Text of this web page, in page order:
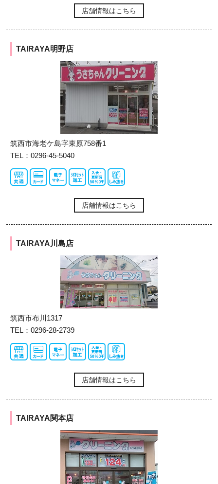
店舗情報はこちら
TAIRAYA明野店
筑西市海老ケ島字東原758番1
TEL：0296-45-5040
店舗情報はこちら
TAIRAYA川島店
筑西市布川1317
TEL：0296-28-2739
店舗情報はこちら
TAIRAYA関本店